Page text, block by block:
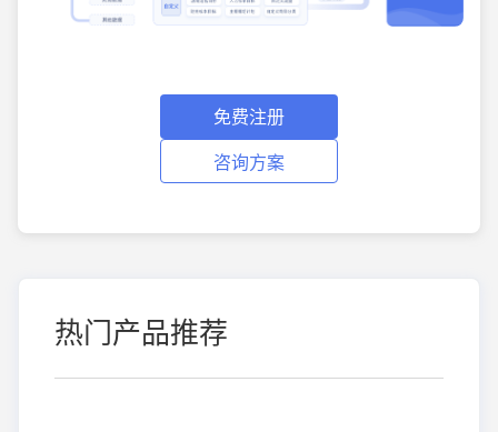
免费注册
咨询方案
热门产品推荐